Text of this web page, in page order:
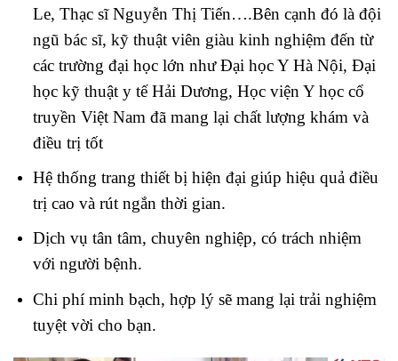
Le, Thạc sĩ Nguyễn Thị Tiến….Bên cạnh đó là đội
ngũ bác sĩ, kỹ thuật viên giàu kinh nghiệm đến từ
các trường đại học lớn như Đại học Y Hà Nội, Đại
học kỹ thuật y tế Hải Dương, Học viện Y học cổ
truyền Việt Nam đã mang lại chất lượng khám và
điều trị tốt
Hệ thống trang thiết bị hiện đại giúp hiệu quả điều
trị cao và rút ngắn thời gian.
Dịch vụ tân tâm, chuyên nghiệp, có trách nhiệm
với người bệnh.
Chi phí minh bạch, hợp lý sẽ mang lại trải nghiệm
tuyệt vời cho bạn.